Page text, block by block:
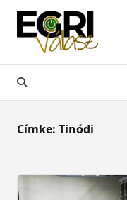
Skip
content
Címke: Tinódi